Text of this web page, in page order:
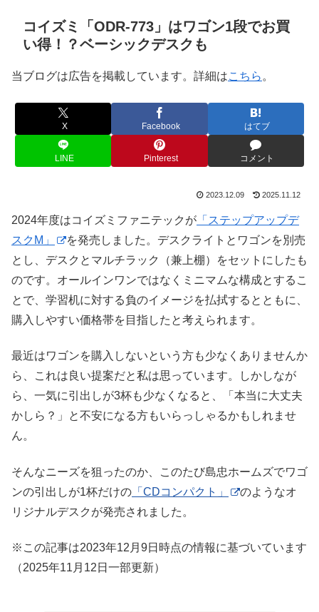
コイズミ「ODR-773」はワゴン1段でお買
い得！？ベーシックデスクも
当ブログは広告を掲載しています。詳細はこちら 。
X Facebook はてブ
LINE Pinterest コメント
2023.12.09 2025.11.12
2024年度はコイズミファニテックが 「ステップアップデ
スクM」
を発売しました。デスクライトとワゴンを別売
とし、デスクとマルチラック（兼上棚）をセットにしたも
のです。オールインワンではなくミニマムな構成とするこ
とで、学習机に対する負のイメージを払拭するとともに、
購入しやすい価格帯を目指したと考えられます。
最近はワゴンを購入しないという方も少なくありませんか
ら、これは良い提案だと私は思っています。しかしなが
ら、一気に引出しが3杯も少なくなると、「本当に大丈夫
かしら？」と不安になる方もいらっしゃるかもしれませ
ん。
そんなニーズを狙ったのか、このたび島忠ホームズでワゴ
ンの引出しが1杯だけの 「CDコンパクト」
のようなオ
リジナルデスクが発売されました。
※この記事は2023年12月9日時点の情報に基づいています
（2025年11月12日一部更新）